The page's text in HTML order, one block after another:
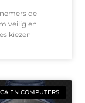
de
veilig en
kiezen
EN COMPUTERS